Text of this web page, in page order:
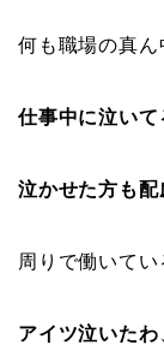
何も職場の真ん
仕事中に泣い
泣かせた方も
周りで働いてい
アイツ泣いたわ